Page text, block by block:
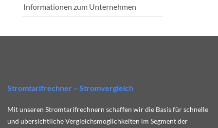
Informationen zum Unternehmen
Stromtarifrechner – Stromvergleich
Mit unseren Stromtarifrechnern schaffen wir die Basis für schnelle
und übersichtliche Vergleichsmöglichkeiten im Segment der